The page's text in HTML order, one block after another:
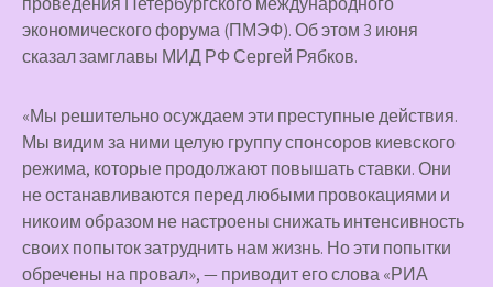
экономического форума (ПМЭФ). Об этом 3 июня
сказал замглавы МИД РФ Сергей Рябков.
«Мы решительно осуждаем эти преступные действия.
Мы видим за ними целую группу спонсоров киевского
режима, которые продолжают повышать ставки. Они
не останавливаются перед любыми провокациями и
никоим образом не настроены снижать интенсивность
своих попыток затруднить нам жизнь. Но эти попытки
обречены на провал», — приводит его слова «РИА